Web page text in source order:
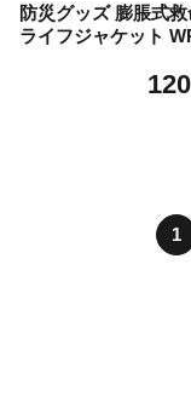
防災グッズ 膨脹式
ライフジャケット
デル 国土交通省新
1